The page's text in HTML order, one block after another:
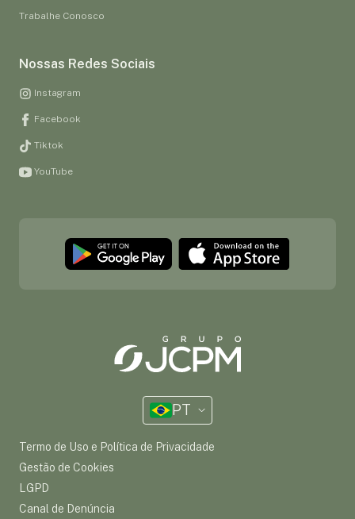
Trabalhe Conosco
Nossas Redes Sociais
Instagram
Facebook
Tiktok
YouTube
PT
Termo de Uso e Política de Privacidade
Gestão de Cookies
LGPD
Canal de Denúncia